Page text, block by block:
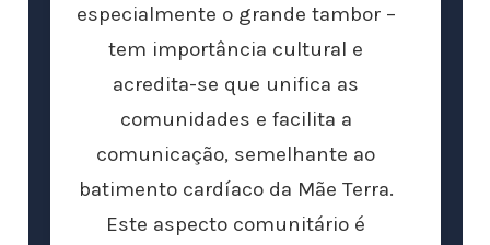
especialmente o grande tambor –
tem importância cultural e
acredita-se que unifica as
comunidades e facilita a
comunicação, semelhante ao
batimento cardíaco da Mãe Terra.
Este aspecto comunitário é